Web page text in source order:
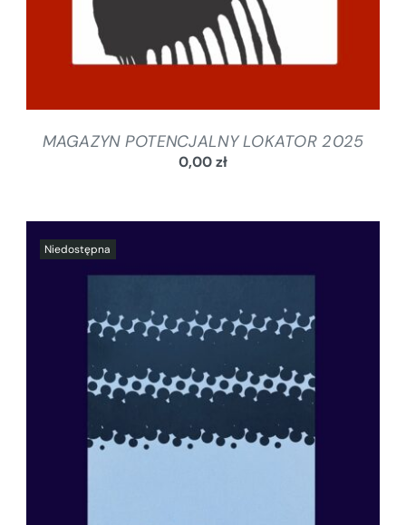
MAGAZYN POTENCJALNY LOKATOR 2025
0,00zł
SZCZEGÓŁY